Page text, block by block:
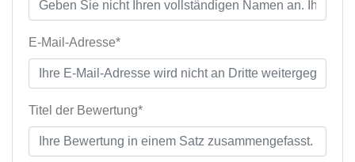
E-Mail-Adresse*
Titel der Bewertung*